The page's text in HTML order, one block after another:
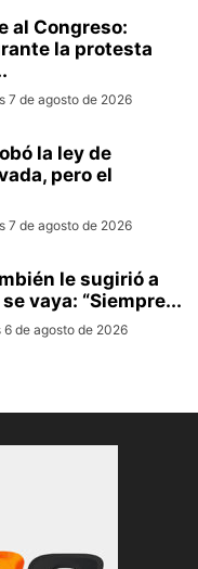
al Congreso:
la protesta
7 de agosto de 2026
la ley de
pero el
7 de agosto de 2026
le sugirió a
vaya: “Siempre...
6 de agosto de 2026